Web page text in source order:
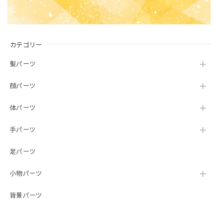
カテゴリー
髪パーツ
顔パーツ
体パーツ
手パーツ
足パーツ
小物パーツ
背景パーツ